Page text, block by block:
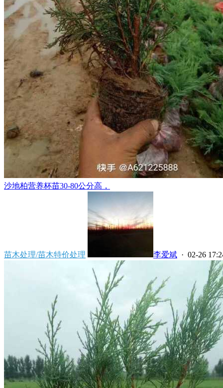
沙地柏营养杯苗30-80公分高，
苗木处理/苗木特价处理 李爱斌 · 02-26